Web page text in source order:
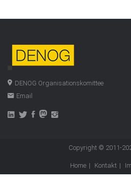
DENOG Organisationskomittee
Email
Copyright © 2011-
Home Kontakt